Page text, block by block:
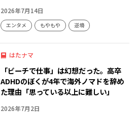
2026年7月14日
エンタメ もやもや 逆境
はたナマ
「ビーチで仕事」は幻想だった。高卒
ADHDのぼくが4年で海外ノマドを辞め
た理由「思っている以上に難しい」
2026年7月2日